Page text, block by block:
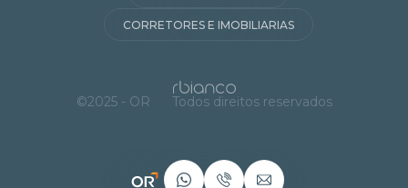
©2025 - OR Todos direitos reservados
CORRETORES E IMOBILIARIAS